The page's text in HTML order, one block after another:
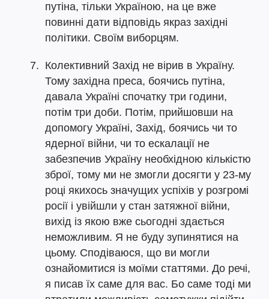
путіна, тільки Україною, на це вже
повинні дати відповідь якраз західні
політики. Своїм виборцям.
Колективний Захід не вірив в Україну.
Тому західна преса, боячись путіна,
давала Україні спочатку три години,
потім три доби. Потім, прийшовши на
допомогу Україні, Захід, боячись чи то
ядерної війни, чи то ескалації не
забезпечив Україну необхідною кількістю
зброї, тому ми не змогли досягти у 23-му
році якихось значущих успіхів у розгромі
росії і увійшли у стан затяжної війни,
вихід із якою вже сьогодні здається
неможливим. Я не буду зупинятися на
цьому. Сподіваюся, що ви могли
ознайомитися із моїми статтями. До речі,
я писав їх саме для вас. Бо саме тоді ми